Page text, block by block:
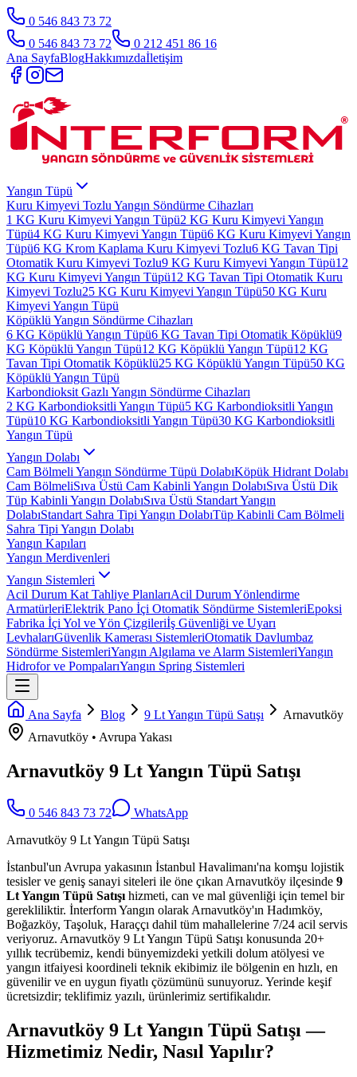
0 546 843 73 72
0 546 843 73 72
0 212 451 86 16
Ana SayfaBlogHakkımızdaİletişim
Yangın Tüpü
Kuru Kimyevi Tozlu Yangın Söndürme Cihazları
1 KG Kuru Kimyevi Yangın Tüpü2 KG Kuru Kimyevi Yangın
Tüpü4 KG Kuru Kimyevi Yangın Tüpü6 KG Kuru Kimyevi Yangın
Tüpü6 KG Krom Kaplama Kuru Kimyevi Tozlu6 KG Tavan Tipi
Otomatik Kuru Kimyevi Tozlu9 KG Kuru Kimyevi Yangın Tüpü12
KG Kuru Kimyevi Yangın Tüpü12 KG Tavan Tipi Otomatik Kuru
Kimyevi Tozlu25 KG Kuru Kimyevi Yangın Tüpü50 KG Kuru
Kimyevi Yangın Tüpü
Köpüklü Yangın Söndürme Cihazları
6 KG Köpüklü Yangın Tüpü6 KG Tavan Tipi Otomatik Köpüklü9
KG Köpüklü Yangın Tüpü12 KG Köpüklü Yangın Tüpü12 KG
Tavan Tipi Otomatik Köpüklü25 KG Köpüklü Yangın Tüpü50 KG
Köpüklü Yangın Tüpü
Karbondioksit Gazlı Yangın Söndürme Cihazları
2 KG Karbondioksitli Yangın Tüpü5 KG Karbondioksitli Yangın
Tüpü10 KG Karbondioksitli Yangın Tüpü30 KG Karbondioksitli
Yangın Tüpü
Yangın Dolabı
Cam Bölmeli Yangın Söndürme Tüpü DolabıKöpük Hidrant Dolabı
Cam BölmeliSıva Üstü Cam Kabinli Yangın DolabıSıva Üstü Dik
Tüp Kabinli Yangın DolabıSıva Üstü Standart Yangın
DolabıStandart Sahra Tipi Yangın DolabıTüp Kabinli Cam Bölmeli
Sahra Tipi Yangın Dolabı
Yangın Kapıları
Yangın Merdivenleri
Yangın Sistemleri
Acil Durum Kat Tahliye PlanlarıAcil Durum Yönlendirme
ArmatürleriElektrik Pano İçi Otomatik Söndürme SistemleriEpoksi
Fabrika İçi Yol ve Yön Çizgileriİş Güvenliği ve Uyarı
LevhalarıGüvenlik Kamerası SistemleriOtomatik Davlumbaz
Söndürme SistemleriYangın Algılama ve Alarm SistemleriYangın
Hidrofor ve PompalarıYangın Spring Sistemleri
Ana Sayfa Blog 9 Lt Yangın Tüpü Satışı
Arnavutköy
Arnavutköy • Avrupa Yakası
Arnavutköy 9 Lt Yangın Tüpü Satışı
0 546 843 73 72
WhatsApp
Arnavutköy 9 Lt Yangın Tüpü Satışı
İstanbul'un Avrupa yakasının İstanbul Havalimanı'na komşu lojistik
tesisler ve geniş sanayi siteleri ile öne çıkan Arnavutköy ilçesinde 9
Lt Yangın Tüpü Satışı hizmeti, can ve mal güvenliği için temel bir
gerekliliktir. İnterform Yangın olarak Arnavutköy'ın Hadımköy,
Boğazköy, Taşoluk, Haraççı dahil tüm mahallelerine 7/24 acil servis
veriyoruz. Arnavutköy 9 Lt Yangın Tüpü Satışı konusunda 20+
yıllık tecrübemiz, kendi bünyemizdeki yetkili dolum atölyesi ve
yangın itfaiyesi koordineli teknik ekibimiz ile bölgenin en hızlı, en
güvenilir ve en uygun fiyatlı çözümünü sunuyoruz. Yerinde keşif
ücretsizdir; teklifimiz yazılı, ürünlerimiz sertifikalıdır.
Arnavutköy 9 Lt Yangın Tüpü Satışı —
Hizmetimiz Nedir, Nasıl Yapılır?